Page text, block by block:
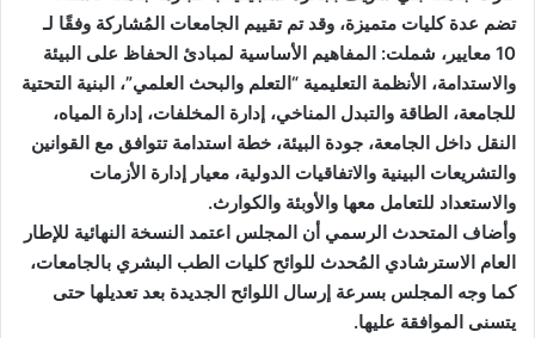
تضم عدة كليات متميزة، وقد تم تقييم الجامعات المُشاركة وفقًا لـ
10 معايير، شملت: المفاهيم الأساسية لمبادئ الحفاظ على البيئة
والاستدامة، الأنظمة التعليمية “التعلم والبحث العلمي”، البنية التحتية
للجامعة، الطاقة والتبدل المناخي، إدارة المخلفات، إدارة المياه،
النقل داخل الجامعة، جودة البيئة، خطة استدامة تتوافق مع القوانين
والتشريعات البينية والاتفاقيات الدولية، معيار إدارة الأزمات
والاستعداد للتعامل معها والأوبئة والكوارث.
وأضاف المتحدث الرسمي أن المجلس اعتمد النسخة النهائية للإطار
العام الاسترشادي المُحدث للوائح كليات الطب البشري بالجامعات،
كما وجه المجلس بسرعة إرسال اللوائح الجديدة بعد تعديلها حتى
يتسنى الموافقة عليها.